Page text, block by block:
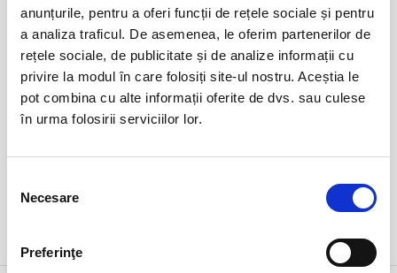
anunțurile, pentru a oferi funcții de rețele sociale și pentru
a analiza traficul. De asemenea, le oferim partenerilor de
rețele sociale, de publicitate și de analize informații cu
privire la modul în care folosiți site-ul nostru. Aceștia le
pot combina cu alte informații oferite de dvs. sau culese
în urma folosirii serviciilor lor.
consimțământului
Necesare
Preferinţe
duminică
ora 17:15
expirat
Ovidiu, Stadion Central Academia Hagi